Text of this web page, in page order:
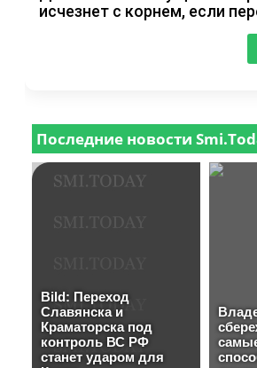
исчезнет с корнем, если